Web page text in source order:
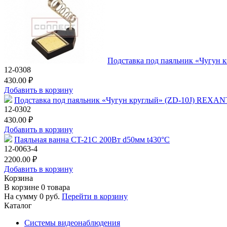
Подставка под паяльник «Чугун
12-0308
430.00 ₽
Добавить в корзину
Подставка под паяльник «Чугун круглый» (ZD-10J)
12-0302
430.00 ₽
Добавить в корзину
Паяльная ванна CT-21C 200Вт d50мм t430°С
12-0063-4
2200.00 ₽
Добавить в корзину
Корзина
В корзине 0 товара
На сумму 0 руб. Перейти в корзину
Каталог
Системы видеонаблюдения